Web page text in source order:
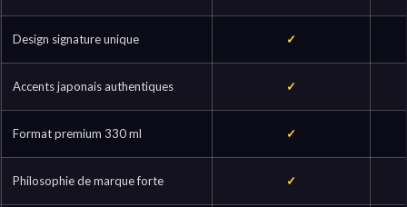
Design signature unique ✓
Accents japonais authentiques ✓
Format premium 330 ml ✓
Philosophie de marque forte ✓